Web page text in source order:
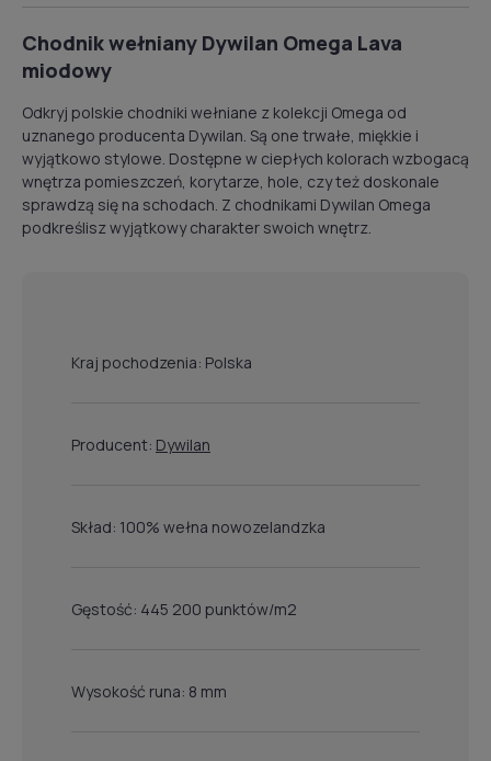
Chodnik wełniany Dywilan Omega Lava
miodowy
Odkryj polskie chodniki wełniane z kolekcji Omega od
uznanego producenta Dywilan. Są one trwałe, miękkie i
wyjątkowo stylowe. Dostępne w ciepłych kolorach wzbogacą
wnętrza pomieszczeń, korytarze, hole, czy też doskonale
sprawdzą się na schodach. Z chodnikami Dywilan Omega
podkreślisz wyjątkowy charakter swoich wnętrz.
Kraj pochodzenia: Polska
Producent: Dywilan
Skład: 100% wełna nowozelandzka
Gęstość: 445 200 punktów/m2
Wysokość runa: 8 mm